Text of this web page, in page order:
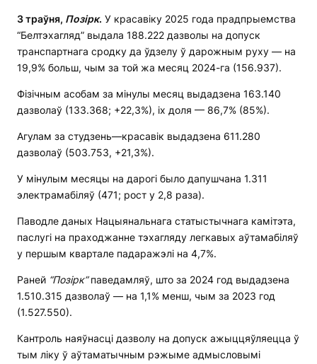
3 траўня, Позірк. У красавіку 2025 года прадпрыемства
“Белтэхагляд” выдала 188.222 дазволы на допуск
транспартнага сродку да ўдзелу ў дарожным руху — на
19,9% больш, чым за той жа месяц 2024-га (156.937).
Фізічным асобам за мінулы месяц выдадзена 163.140
дазволаў (133.368; +22,3%), іх доля — 86,7% (85%).
Агулам за студзень—красавік выдадзена 611.280
дазволаў (503.753, +21,3%).
У мінулым месяцы на дарогі было дапушчана 1.311
электрамабіляў (471; рост у 2,8 раза).
Паводле даных Нацыянальнага статыстычнага камітэта,
паслугі на праходжанне тэхагляду легкавых аўтамабіляў
у першым квартале падаражэлі на 4,7%.
Раней “Позірк”паведамляў, што за 2024 год выдадзена
1.510.315 дазволаў — на 1,1% менш, чым за 2023 год
(1.527.550).
Кантроль наяўнасці дазволу на допуск ажыццяўляецца ў
тым ліку ў аўтаматычным рэжыме адмысловымі